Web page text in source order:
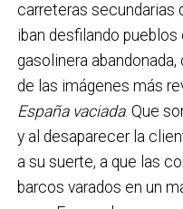
carreteras secundarias
iban desfilando
gasolinera
de las imágenes más
España vaciada. Que
y al desaparecer la
a su suerte, a que las
barcos varados en un